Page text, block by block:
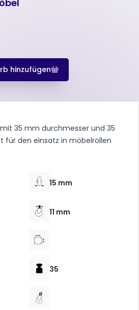
hinzufügen
35 mm durchmesser und 35
für den einsatz in möbelrollen
15 mm
11 mm
35